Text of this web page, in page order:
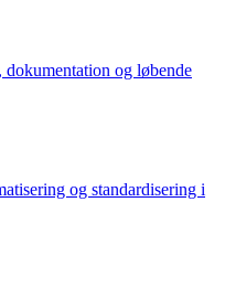
og løbende
og standardisering i